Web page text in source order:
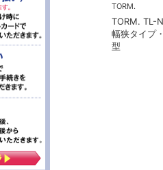
KATO(カトー）
カトー 10-2236 京王帝都電
鉄5100系 冷房改造車 増結3